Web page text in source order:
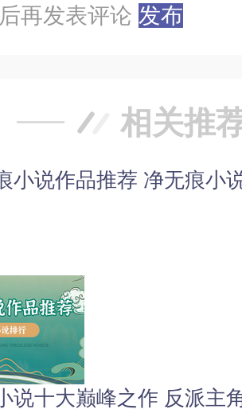
后再发表评论 发布
相关推